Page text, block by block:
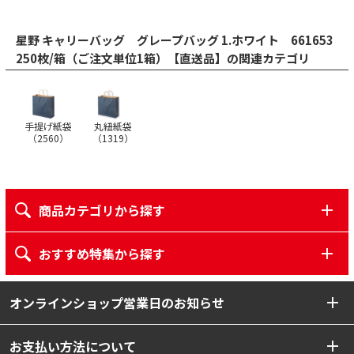
星野 キャリーバッグ グレープバッグ 1.ホワイト 661653
250枚/箱（ご注文単位1箱）【直送品】の関連カテゴリ
手提げ紙袋
（2560）
丸紐紙袋
（1319）
商品カテゴリから探す
おすすめ特集から探す
オンラインショップ営業日のお知らせ
お支払い方法について